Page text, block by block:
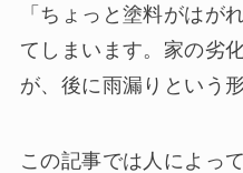
「ちょっと塗料がはが
てしまいます。家の劣
が、後に雨漏りという
この記事では人によっ